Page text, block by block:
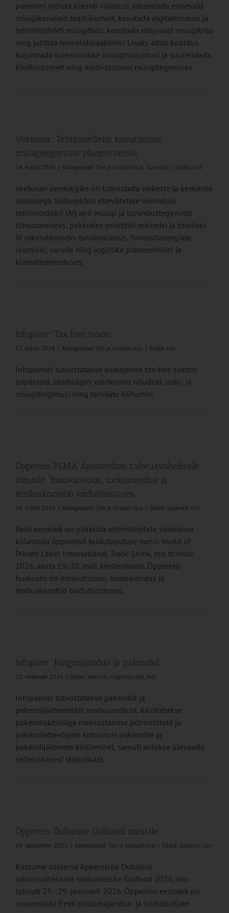
paremini mõista kliendi vajadusi, rakendada erinevaid
müügikanaleid teadlikumalt, kasutada digilahendusi ja
tehisintellekti müügitöös, koostada mõjusaid müügikirju
ning juhtida hinnaläbirääkimisi. Lisaks aitab koolitus
kujundada tulemuslikke müügiharjumusi ja suurendada
kindlustunnet ning motivatsiooni müügitegevuses.
Veebinar: Tehisintellekti kasutamine
müügitegevuste planeerimisel
24. märts 2026 | Kategooriad: Toit ja toiduohutus, Turundus | Sildid: toit
Veebinari eesmärgiks on tutvustada väikeste ja keskmise
suurusega toidusektori ettevõtetele võimalusi
tehisintellekti (AI) abil müügi ja turundustegevuste
tõhustamiseks, pakkudes praktilisi teadmisi ja tööriistu
AI rakendamiseks turuanalüüsis, hinnastrateegiate
loomisel, varude ning logistika planeerimisel ja
klienditeeninduses.
Infopäev “Tax free tsoon”
17. märts 2026 | Kategooriad: Toit ja toiduohutus | Sildid: toit
Infopäeval tutvustatakse osalejatele tax-free sektori
eripärasid, sealhulgas valdkonna nõudeid, ostu- ja
müügitingimusi ning tarbijate käitumist.
Õppereis PLMA Amsterdam rahvusvahelisele
messile “Innovatsioon, tootearendus ja
teaduskoostöö toidutööstuses
16. märts 2026 | Kategooriad: Toit ja toiduohutus | Sildid: õppereis, toit
Reisi eesmärk on pakkuda ettevõtetelele võimalust
külastada õppereisil toidutööstuse messi World of
Private Label International Trade Show, mis toimub
2026. aasta 19.-20. mail Amsterdamis. Õppereisi
fookuses on innovatsioon, tootearendus ja
teaduskoostöö toidutööstuses.
Infopäev “Ringmajandus ja pakendid”
10. veebruar 2026 | Sildid: pakend, ringmajandus, toit
Infopäeval tutvustatakse pakendid ja
pakendijäätmealast seadusandlust, käsitletakse
pakendiaktsiisiga maksustamise põhimõtteid ja
pakendiettevõtjate kohustusi pakendite ja
pakendijäätmete käitlemisel, samuti antakse ülevaade
sellekohasest statistikast.
Õppereis Dubaisse Gulfoodi messile
19. detsember 2025 | Kategooriad: Toit ja toiduohutus | Sildid: õppereis, toit
Kutsume osalema õppereisile Dubaisse
rahvusvahelisele toidumessile Gulfood 2026, mis
toimub 25.–29. jaanuaril 2026. Õppereisi eesmärk on
suurendada Eesti põllumajandus- ja toidutootjate